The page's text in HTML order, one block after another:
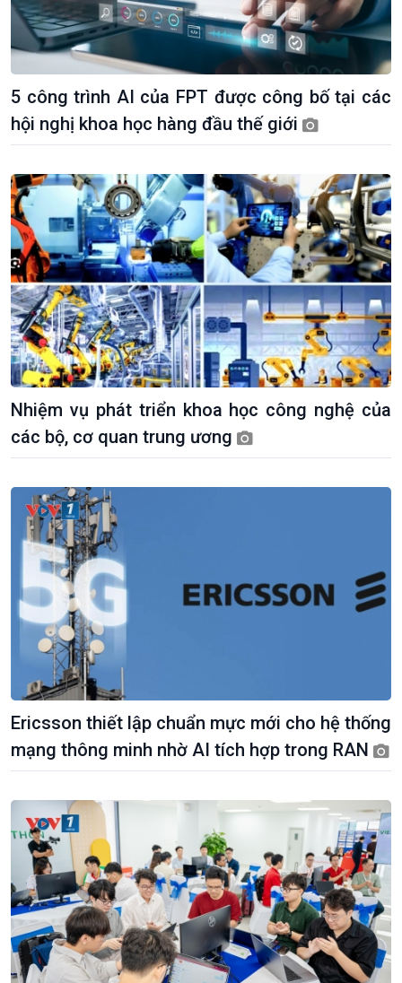
Kinh tế
Tin Kinh tế
Trước giờ mở cửa
Dòng chảy Kinh tế
Sức sống hàng Việt
Tuyên chiến với gian lận
thương mại
Tin Nông nghiệp & Biển
đảo
Mùa vàng
Biển đảo Việt Nam
đảo
Tìm hiểu biển, đảo Việt
Nam
5 công trình AI của FPT được công bố tại các
hội nghị khoa học hàng đầu thế giới
Nhiệm vụ phát triển khoa học công nghệ của
các bộ, cơ quan trung ương
Ericsson thiết lập chuẩn mực mới cho hệ thống
mạng thông minh nhờ AI tích hợp trong RAN